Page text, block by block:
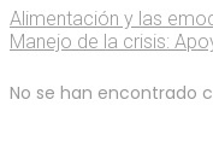
Alimentación y las
Manejo de la crisis:
No se han encontrado